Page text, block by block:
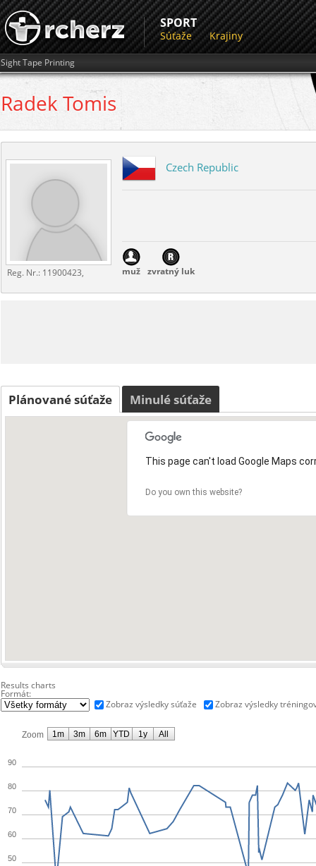
SPORT
Súťaže Krajiny
Sight Tape Printing
RadekTomis
Reg. Nr.: 11900423,
Czech Republic
muž zvratný luk
Plánované súťaže Minulé súťaže
This page can't load Google Maps
Do you own this website?
Results charts
Formát:
Zobraz výsledky súťaže
Zobraz výsledky
Zoom
50
60
70
80
90
1m 3m 6m YTD 1y All